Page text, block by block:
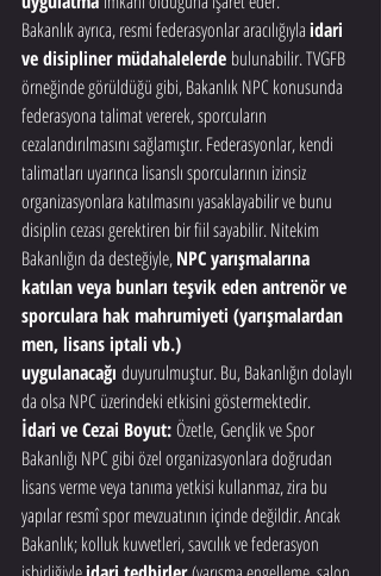
Bakanlık ayrıca, resmi federasyonlar aracılığıyla idari
ve disipliner müdahalelerde bulunabilir. TVGFB
örneğinde görüldüğü gibi, Bakanlık NPC konusunda
federasyona talimat vererek, sporcuların
cezalandırılmasını sağlamıştır. Federasyonlar, kendi
talimatları uyarınca lisanslı sporcularının izinsiz
organizasyonlara katılmasını yasaklayabilir ve bunu
disiplin cezası gerektiren bir fiil sayabilir. Nitekim
Bakanlığın da desteğiyle, NPC yarışmalarına
katılan veya bunları teşvik eden antrenör ve
sporculara hak mahrumiyeti (yarışmalardan
men, lisans iptali vb.)
uygulanacağı duyurulmuştur. Bu, Bakanlığın dolaylı
da olsa NPC üzerindeki etkisini göstermektedir.
İdari ve Cezai Boyut: Özetle, Gençlik ve Spor
Bakanlığı NPC gibi özel organizasyonlara doğrudan
lisans verme veya tanıma yetkisi kullanmaz, zira bu
yapılar resmî spor mevzuatının içinde değildir. Ancak
Bakanlık; kolluk kuvvetleri, savcılık ve federasyon